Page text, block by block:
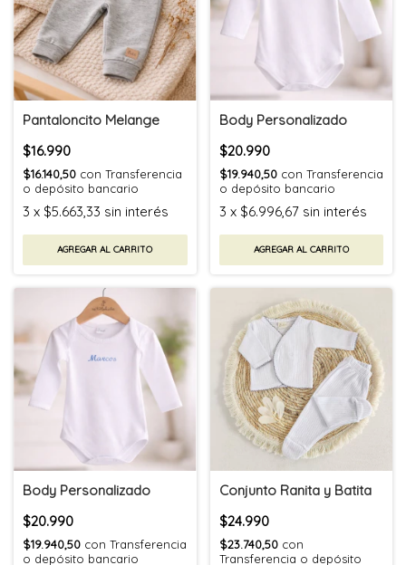
Pantaloncito Melange
$16.990
$16.140,50 con Transferencia
o depósito bancario
3 x $5.663,33 sin interés
AGREGAR AL CARRITO
Body Personalizado
$20.990
$19.940,50 con Transferencia
o depósito bancario
3 x $6.996,67 sin interés
AGREGAR AL CARRITO
Body Personalizado
$20.990
$19.940,50 con Transferencia
o depósito bancario
Conjunto Ranita y Batita
$24.990
$23.740,50 con
Transferencia o depósito